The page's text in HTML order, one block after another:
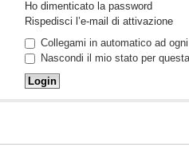
Ho dimenticato la password
Rispedisci l’e-mail di attivazione
Collegami in automatico ad
Nascondi il mio stato per